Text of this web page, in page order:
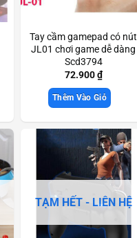
Tay cầm gamepad có nút
JL01 chơi game dễ dàng
Scd3794
72.900₫
Thêm Vào Giỏ
TẠM HẾT - LIÊN HỆ